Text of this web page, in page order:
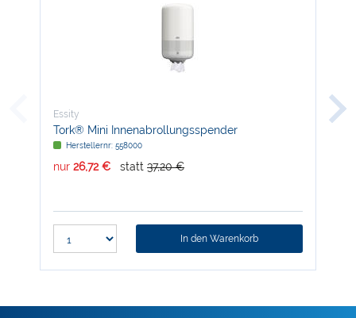
Essity
Tork® Mini Innenabrollungsspender
Herstellernr: 558000
nur 26,72 € statt 37,20 €
In den Warenkorb